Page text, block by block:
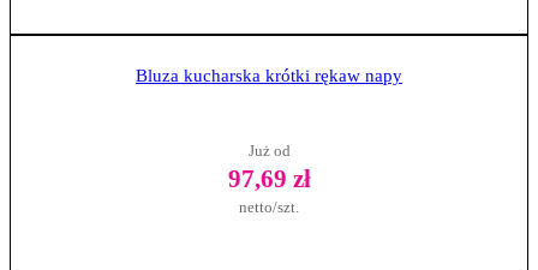
Bluza kucharska krótki rękaw napy
Już od
97,69 zł
netto/szt.